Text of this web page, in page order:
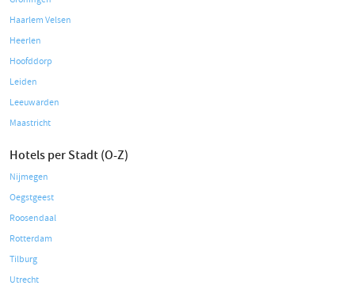
Haarlem Velsen
Heerlen
Hoofddorp
Leiden
Leeuwarden
Maastricht
Hotels per Stadt (O-Z)
Nijmegen
Oegstgeest
Roosendaal
Rotterdam
Tilburg
Utrecht